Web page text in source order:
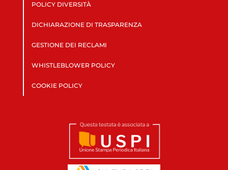
POLICY DIVERSITÀ
DICHIARAZIONE DI TRASPARENZA
GESTIONE DEI RECLAMI
WHISTLEBLOWER POLICY
COOKIE POLICY